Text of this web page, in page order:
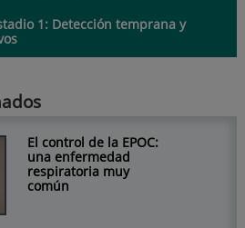
1: Detección temprana y
El control de la EPOC:
una enfermedad
respiratoria muy
común